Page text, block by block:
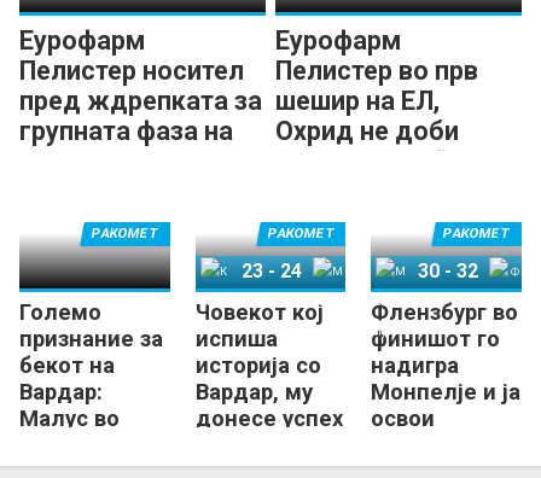
Еурофарм
Пелистер носител
пред ждрепката за
групната фаза на
Еурофарм
Пелистер во прв
шешир на ЕЛ,
Охрид не доби
„вајлд-карта“
Големо
признание за
бекот на
Вардар:
Малус во
најдобрите
РАКОМЕТ
Човекот кој
испиша
историја со
Вардар, му
донесе успех
Мелсунген!
РАКОМЕТ
Кил
23- 24
Флензбург во
финишот го
надигра
Монпелје и ја
освои
ЕЛ!
РАКОМЕТ
Монпелје
30- 32
Флензбург